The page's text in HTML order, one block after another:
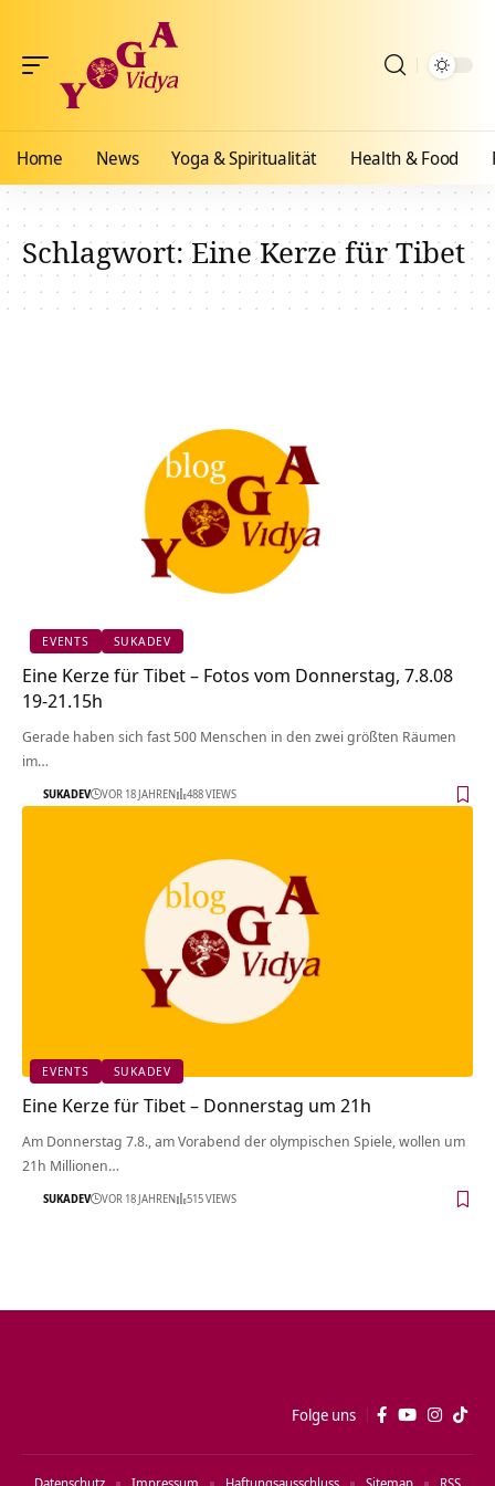
Home News Yoga & Spiritualität Health & Food
Schlagwort:Eine Kerze für Tibet
EVENTS SUKADEV
Eine Kerze für Tibet – Fotos vom Donnerstag, 7.8.08
19-21.15h
Gerade haben sich fast 500 Menschen in den zwei größten Räumen
im…
SUKADEV VOR 18 JAHREN 488 VIEWS
EVENTS SUKADEV
Eine Kerze für Tibet – Donnerstag um 21h
Am Donnerstag 7.8., am Vorabend der olympischen Spiele, wollen um
21h Millionen…
SUKADEV VOR 18 JAHREN 515 VIEWS
Folge uns